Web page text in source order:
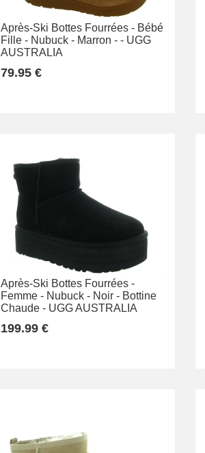
Après-Ski Bottes Fourrées - Bébé
Fille - Nubuck - Marron - - UGG
AUSTRALIA
79.95 €
Après-Ski Bottes Fourrées -
Femme - Nubuck - Noir - Bottine
Chaude - UGG AUSTRALIA
199.99 €